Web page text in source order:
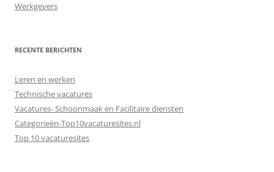
Werkgevers
RECENTE BERICHTEN
Leren en werken
Technische vacatures
Vacatures- Schoonmaak en Facilitaire diensten
Categorieën-Top10vacaturesites.nl
Top 10 vacaturesites